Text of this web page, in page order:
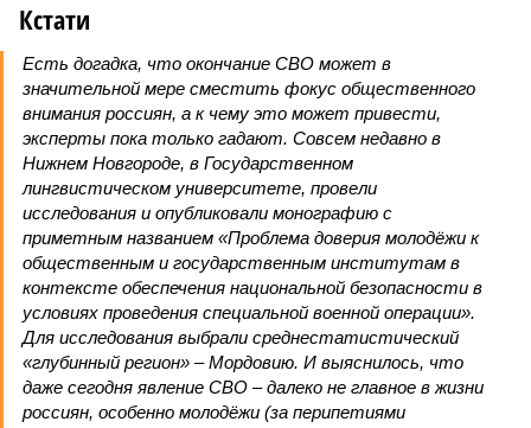
Кстати
Есть догадка, что окончание СВО может в
значительной мере сместить фокус общественного
внимания россиян, а к чему это может привести,
эксперты пока только гадают. Совсем недавно в
Нижнем Новгороде, в Государственном
лингвистическом университете, провели
исследования и опубликовали монографию с
приметным названием «Проблема доверия молодёжи к
общественным и государственным институтам в
контексте обеспечения национальной безопасности в
условиях проведения специальной военной операции».
Для исследования выбрали среднестатистический
«глубинный регион» – Мордовию. И выяснилось, что
даже сегодня явление СВО – далеко не главное в жизни
россиян, особенно молодёжи (за перипетиями